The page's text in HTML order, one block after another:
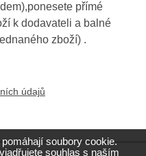
přímé
k dodavateli a balné
zboží) .
údajů
soubory cookie.
souhlas s naším